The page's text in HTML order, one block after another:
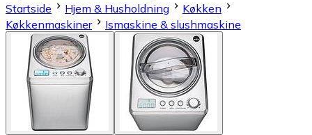
Startside
Hjem & Husholdning
Køkken
Køkkenmaskiner
Ismaskine & slushmaskine